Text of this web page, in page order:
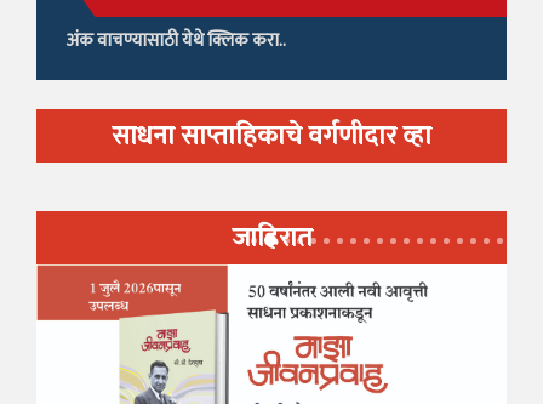
अंक वाचण्यासाठी येथे क्लिक करा..
साधना साप्ताहिकाचे वर्गणीदार व्हा
जाहिरात